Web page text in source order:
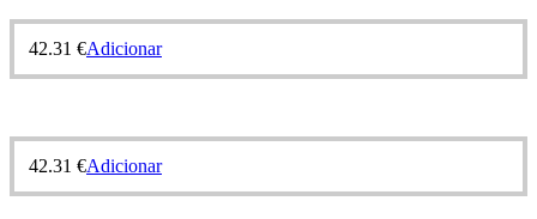
42.31 €Adicionar
42.31 €Adicionar